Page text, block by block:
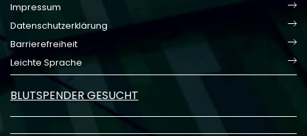
Impressum
Datenschutzerklärung
Barrierefreiheit
Leichte Sprache
BLUTSPENDER GESUCHT